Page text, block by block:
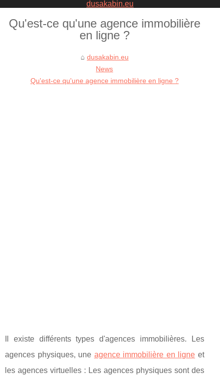
Qu'est-ce qu'une agence immobilière
en ligne ?
dusakabin.eu
News
Qu'est-ce qu'une agence immobilière en ligne ?
Il existe différents types d'agences immobilières. Les
agences physiques, une agence immobilière en ligne et
les agences virtuelles : Les agences physiques sont des
dusakabin.eu